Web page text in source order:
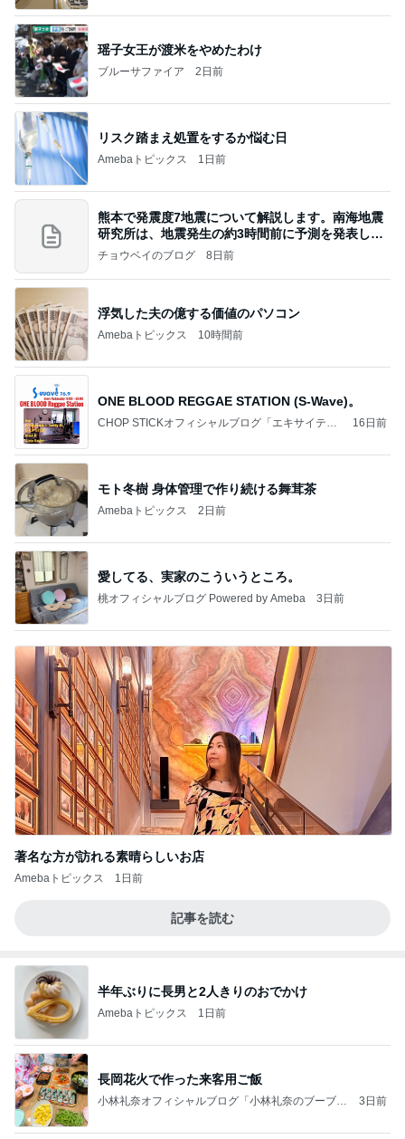
瑶子女王が渡米をやめたわけ
ブルーサファイア 2日前
リスク踏まえ処置をするか悩む日
Amebaトピックス 1日前
熊本で発震度7地震について解説します。南海地震
研究所は、地震発生の約3時間前に予測を発表しま
した
チョウベイのブログ 8日前
浮気した夫の億する価値のパソコン
Amebaトピックス 10時間前
ONE BLOOD REGGAE STATION (S-Wave)。
CHOP STICKオフィシャルブログ「エキサイティ
16日前
モト冬樹 身体管理で作り続ける舞茸茶
Amebaトピックス 2日前
愛してる、実家のこういうところ。
桃オフィシャルブログ Powered by Ameba 3日前
著名な方が訪れる素晴らしいお店
Amebaトピックス 1日前
記事を読む
半年ぶりに長男と2人きりのおでかけ
Amebaトピックス 1日前
長岡花火で作った来客用ご飯
小林礼奈オフィシャルブログ「小林礼奈のブーブー
3日前